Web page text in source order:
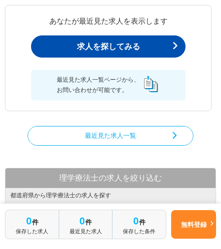
あなたが最近見た求人を表示します
求人を探してみる
最近見た求人一覧ページから、
お問い合わせが可能です。
最近見た求人一覧
0件
保存した求人
0件
最近見た求人
0件
保存した条件
無料登録
理学療法士の求人を絞り込む
都道府県から理学療法士の求人を探す
岩手県
宮城県
秋田県
山形県
福島県
茨城県 栃木県